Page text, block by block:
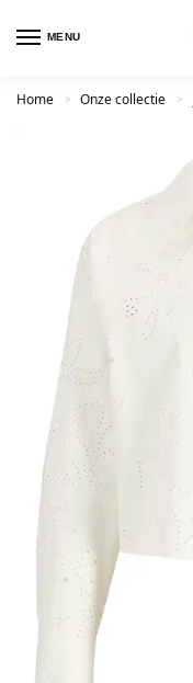
MENU
Home > Onze collectie >